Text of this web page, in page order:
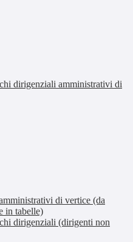
dirigenziali amministrativi di
di vertice (da
in tabelle)
dirigenziali (dirigenti non